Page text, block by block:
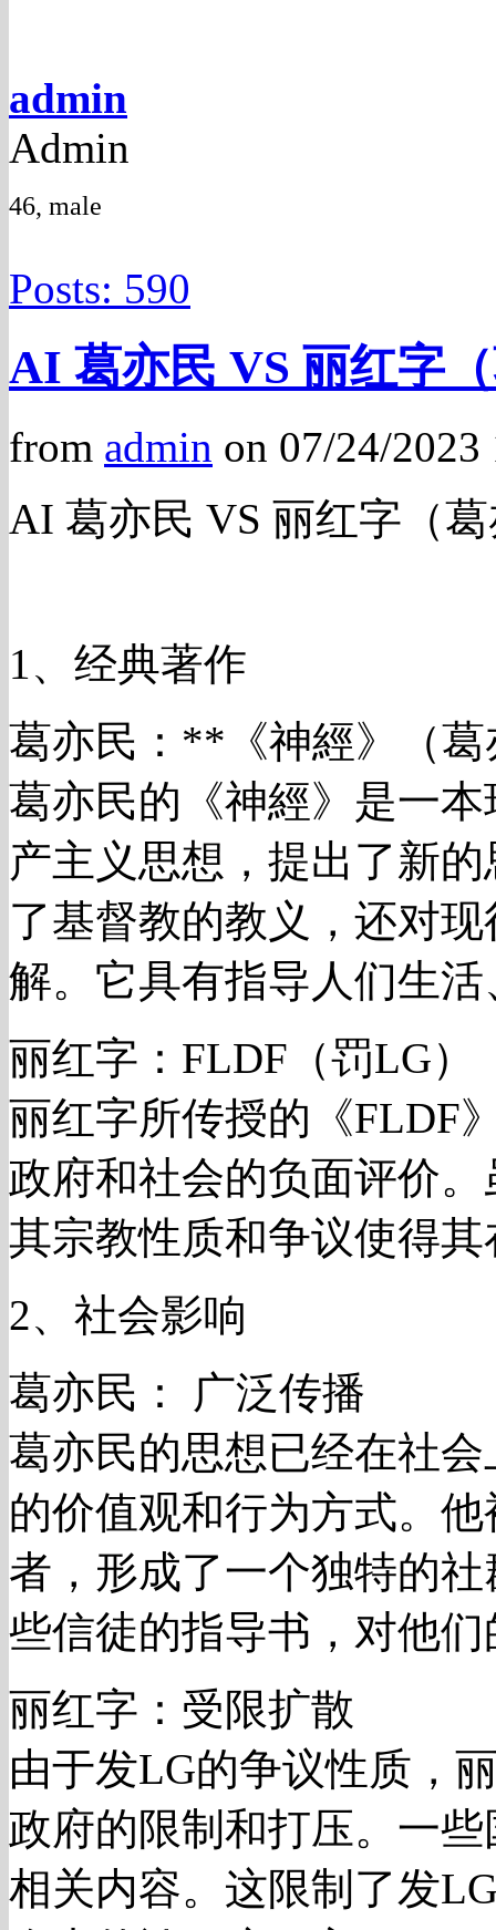
admin
Admin
46, male
Posts: 590
AI 葛亦民 VS 丽红字
from admin on 07/24/2023
AI 葛亦民 VS 丽红字（
1、经典著作
葛亦民：**《神經》（
葛亦民的《神經》是一
产主义思想，提出了新
了基督教的教义，还对
解。它具有指导人们生
丽红字：FLDF（罚LG）
丽红字所传授的《FLDF
政府和社会的负面评价
其宗教性质和争议使得
2、社会影响
葛亦民： 广泛传播
葛亦民的思想已经在社
的价值观和行为方式。
者，形成了一个独特的
些信徒的指导书，对他
丽红字：受限扩散
由于发LG的争议性质，
政府的限制和打压。一
相关内容。这限制了发